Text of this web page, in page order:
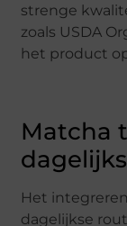
strenge
zoals USDA
het product
Matcha
Het
dagelijkse